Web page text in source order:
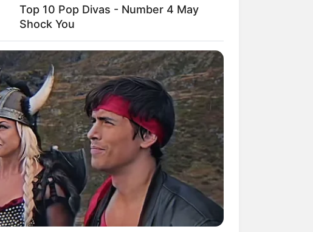
Top 10 Pop Divas - Number 4 May
Shock You